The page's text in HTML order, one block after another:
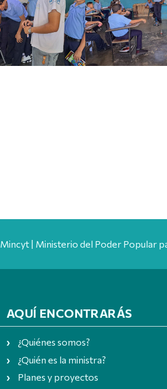
Mincyt | Ministerio del Poder Popular
AQUÍ ENCONTRARÁS
¿Quiénes somos?
¿Quién es la ministra?
Planes y proyectos